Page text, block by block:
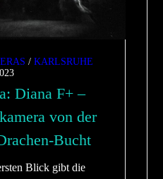
/ KARLSRUHE
Diana F+ –
von der
Bucht
Blick gibt die